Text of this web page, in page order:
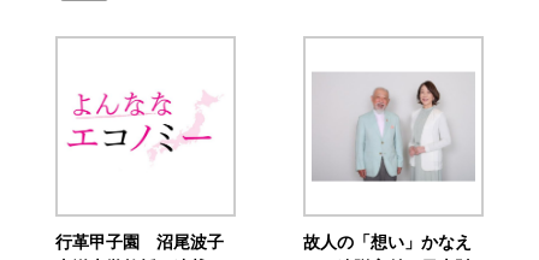
行革甲子園 沼尾波子
故人の「想い」かなえ